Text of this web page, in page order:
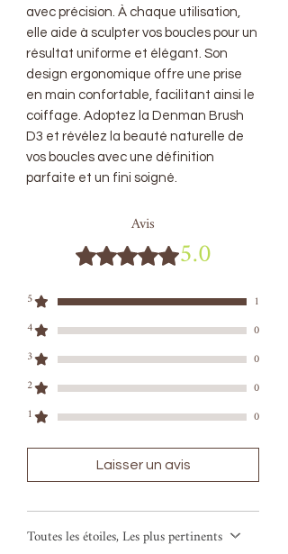
avec précision. À chaque utilisation,
elle aide à sculpter vos boucles pour un
résultat uniforme et élégant. Son
design ergonomique offre une prise
en main confortable, facilitant ainsi le
coiffage. Adoptez la Denman Brush
D3 et révélez la beauté naturelle de
vos boucles avec une définition
parfaite et un fini soigné.
Avis
Noté 5 sur 5. 5.0
5
1
4
0
3
0
2
0
1
0
Laisser un avis
Toutes les étoiles, Les plus pertinents